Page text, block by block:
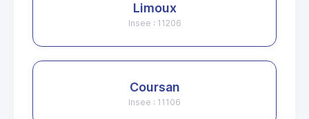
Limoux
Insee : 11206
Coursan
Insee : 11106